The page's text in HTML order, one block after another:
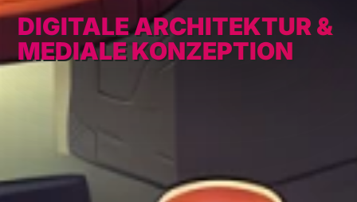
DIGITALE ARCHITEKTUR &
MEDIALE KONZEPTION